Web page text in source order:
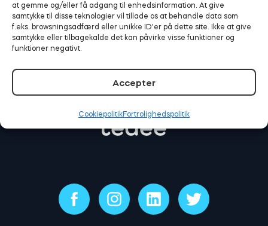
at gemme og/eller få adgang til enhedsinformation. At give
samtykke til disse teknologier vil tillade os at behandle data som
f.eks. browsningsadfærd eller unikke ID'er på dette site. Ikke at give
samtykke eller tilbagekalde det kan påvirke visse funktioner og
funktioner negativt.
Accepter
CookiepolitikFortrolighedspolitik
Tedee GO2